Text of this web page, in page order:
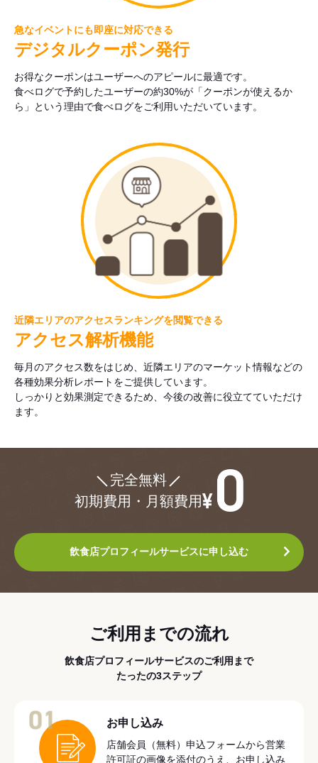
急なイベントにも即座に対応できる
デジタルクーポン発行
お得なクーポンはユーザーへのアピールに最適です。
食べログで予約したユーザーの約30%が「クーポンが使えるか
ら」という理由で食べログをご利用いただいています。
近隣エリアのアクセスランキングを閲覧できる
アクセス解析機能
毎月のアクセス数をはじめ、近隣エリアのマーケット情報などの
各種効果分析レポートをご提供しています。
しっかりと効果測定できるため、今後の改善に役立てていただけ
ます。
完全無料
初期費用・月額費用
飲食店プロフィールサービスに申し込む
ご利用までの流れ
飲食店プロフィールサービスのご利用まで
たったの3ステップ
お申し込み
店舗会員（無料）申込フォームから営業
許可証の画像を添付のうえ、お申し込み